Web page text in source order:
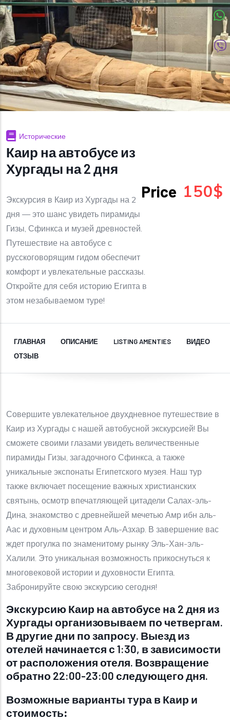
Исторические
Каир на автобусе из
Хургады на 2 дня
Экскурсия в Каир из Хургады на 2
дня — это шанс увидеть пирамиды
Гизы, Сфинкса и музей древностей.
Путешествие на автобусе с
русскоговорящим гидом обеспечит
комфорт и увлекательные рассказы.
Откройте для себя историю Египта в
этом незабываемом туре!
Price 150$
ГЛАВНАЯ ОПИСАНИЕ LISTING AMENTIES
ВИДЕО
ОТЗЫВ
Совершите увлекательное двухдневное путешествие в
Каир из Хургады с нашей автобусной экскурсией! Вы
сможете своими глазами увидеть величественные
пирамиды Гизы, загадочного Сфинкса, а также
уникальные экспонаты Египетского музея. Наш тур
также включает посещение важных христианских
святынь, осмотр впечатляющей цитадели Салах-эль-
Дина, знакомство с древнейшей мечетью Амр ибн аль-
Аас и духовным центром Аль-Азхар. В завершение вас
ждет прогулка по знаменитому рынку Эль-Хан-эль-
Халили. Это уникальная возможность прикоснуться к
многовековой истории и духовности Египта.
Забронируйте свою экскурсию сегодня!
Экскурсию Каир на автобусе на 2 дня из
Хургады организовываем по четвергам.
В другие дни по запросу. Выезд из
отелей начинается с 1:30, в зависимости
от расположения отеля. Возвращение
обратно 22:00-23:00 следующего дня.
Возможные варианты тура в Каир и
стоимость: